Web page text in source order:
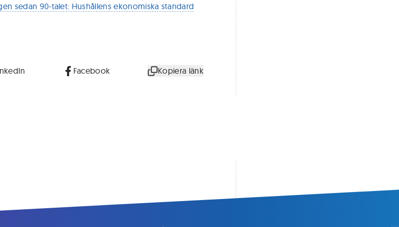
sedan 90-talet: Hushållens ekonomiska standard
Facebook Kopiera länk